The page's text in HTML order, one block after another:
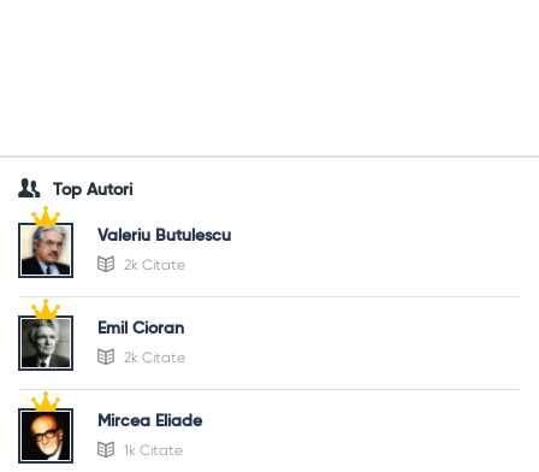
Top Autori
Valeriu Butulescu
2k Citate
Emil Cioran
2k Citate
Mircea Eliade
1k Citate